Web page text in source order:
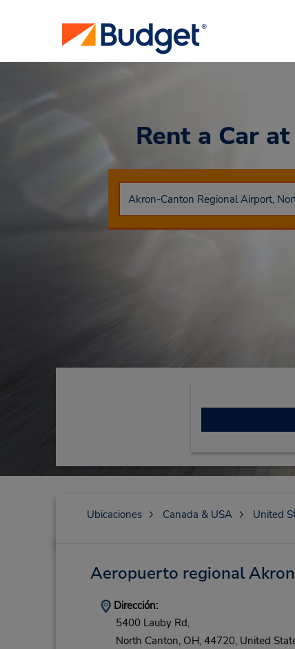
Rent a Car
Ubicaciones Canada & USA United
Aeropuerto regional
Dirección:
5400 Lauby Rd,
North Canton, OH, 44720, United